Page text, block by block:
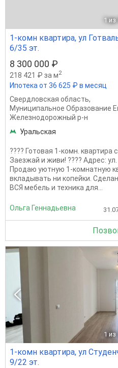
1 из
1-комн квартира, ул
6/35 эт.
8 300 000 ₽
218 421 ₽ за м2
Ипотека от 36 625 ₽ в месяц
Свердловская область,
Муниципальное Образование
Железнодорожный р-н
Уральская
???? Готовая 1-комн. квартира
Заезжай и живи! ???? Адрес:
Продаю уютную 1-комнатную
вкладывать ни копейки.
ВСЯ мебель и техника для...
Ольга Геннадьевна
1 из
1-комн квартира, ул
9/22 эт.